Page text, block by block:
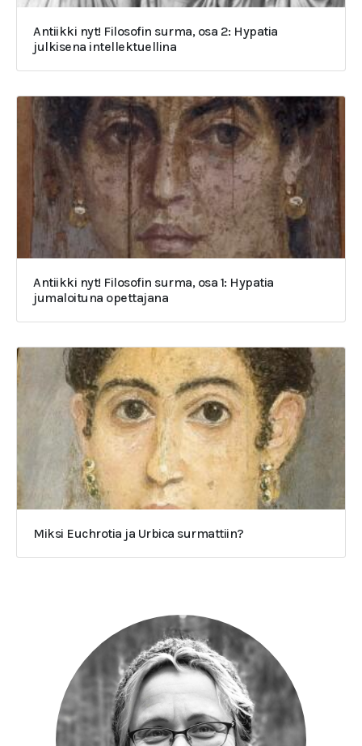
Antiikki nyt! Filosofin surma, osa 2: Hypatia
julkisena intellektuellina
Antiikki nyt! Filosofin surma, osa 1: Hypatia
jumaloituna opettajana
Miksi Euchrotia ja Urbica surmattiin?